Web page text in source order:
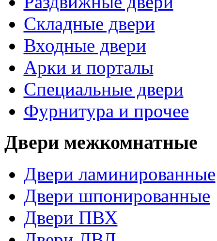
Складные двери
Входные двери
Арки и порталы
Специальные двери
Фурнитура и прочее
Двери межкомнатные
Двери ламинированные
Двери шпонированные
Двери ПВХ